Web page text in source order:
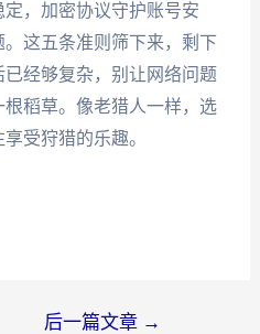
，加密协议守护账号安
这五条准则筛下来，剩下
经够复杂，别让网络问题
稻草。像老猎人一样，选
受狩猎的乐趣。
后一篇文章 →